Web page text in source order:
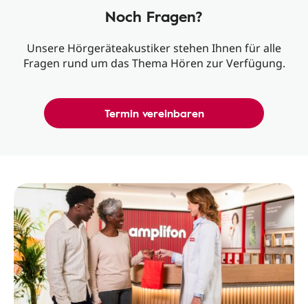
Noch Fragen?
Unsere Hörgeräteakustiker stehen Ihnen für alle
Fragen rund um das Thema Hören zur Verfügung.
Termin vereinbaren